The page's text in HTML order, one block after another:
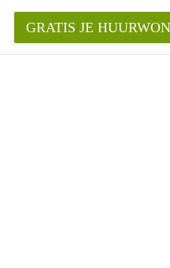
voor de aangeboden
GRATIS JE